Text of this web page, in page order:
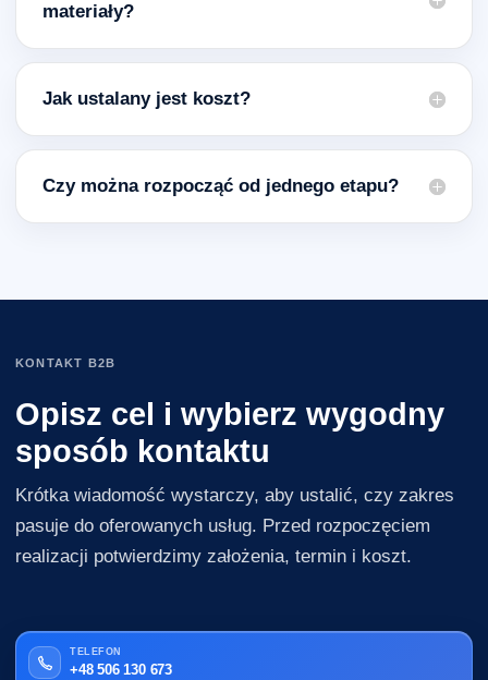
materiały?
Jak ustalany jest koszt?
Czy można rozpocząć od jednego etapu?
KONTAKT B2B
Opisz cel i wybierz wygodny
sposób kontaktu
Krótka wiadomość wystarczy, aby ustalić, czy zakres
pasuje do oferowanych usług. Przed rozpoczęciem
realizacji potwierdzimy założenia, termin i koszt.
TELEFON
+48 506 130 673